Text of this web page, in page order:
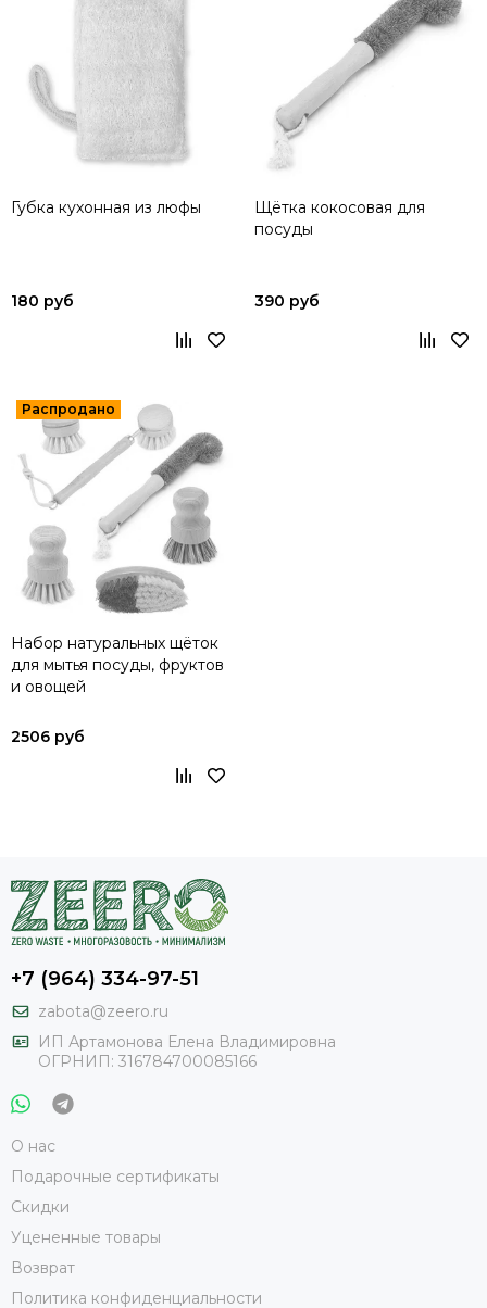
Губка кухонная из люфы
180 руб
Щётка кокосовая для
посуды
390 руб
Набор натуральных щёток
для мытья посуды, фруктов
и овощей
2506 руб
+7 (964) 334-97-51
zabota@zeero.ru
И П Артамонова Елена Владимировна
ОГРНИП: 316784700085166
О нас
Подарочные сертификаты
Скидки
Уцененные товары
Возврат
Политика конфиденциальности